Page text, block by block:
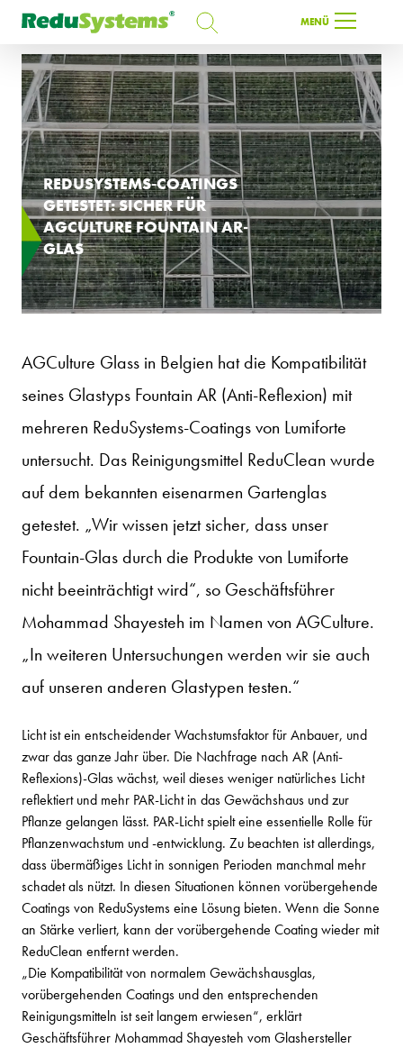
MENÜ
SUCHEN
DE
REDUSYSTEMS-COATINGS
GETESTET: SICHER FÜR
AGCULTURE FOUNTAIN AR-
GLAS
AGCulture Glass in Belgien hat die Kompatibilität
seines Glastyps Fountain AR (Anti-Reflexion) mit
mehreren ReduSystems-Coatings von Lumiforte
untersucht. Das Reinigungsmittel ReduClean wurde
auf dem bekannten eisenarmen Gartenglas
getestet. „Wir wissen jetzt sicher, dass unser
Fountain-Glas durch die Produkte von Lumiforte
nicht beeinträchtigt wird“, so Geschäftsführer
Mohammad Shayesteh im Namen von AGCulture.
„In weiteren Untersuchungen werden wir sie auch
auf unseren anderen Glastypen testen.“
Licht ist ein entscheidender Wachstumsfaktor für Anbauer, und
zwar das ganze Jahr über. Die Nachfrage nach AR (Anti-
Reflexions)-Glas wächst, weil dieses weniger natürliches Licht
reflektiert und mehr PAR-Licht in das Gewächshaus und zur
Pflanze gelangen lässt. PAR-Licht spielt eine essentielle Rolle für
Pflanzenwachstum und -entwicklung. Zu beachten ist allerdings,
dass übermäßiges Licht in sonnigen Perioden manchmal mehr
schadet als nützt. In diesen Situationen können vorübergehende
Coatings von ReduSystems eine Lösung bieten. Wenn die Sonne
an Stärke verliert, kann der vorübergehende Coating wieder mit
ReduClean entfernt werden.
„Die Kompatibilität von normalem Gewächshausglas,
vorübergehenden Coatings und den entsprechenden
Reinigungsmitteln ist seit langem erwiesen“, erklärt
Geschäftsführer Mohammad Shayesteh vom Glashersteller